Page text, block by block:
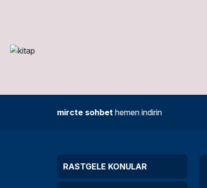
mircte sohbet hemen indirin
RASTGELE KONULAR